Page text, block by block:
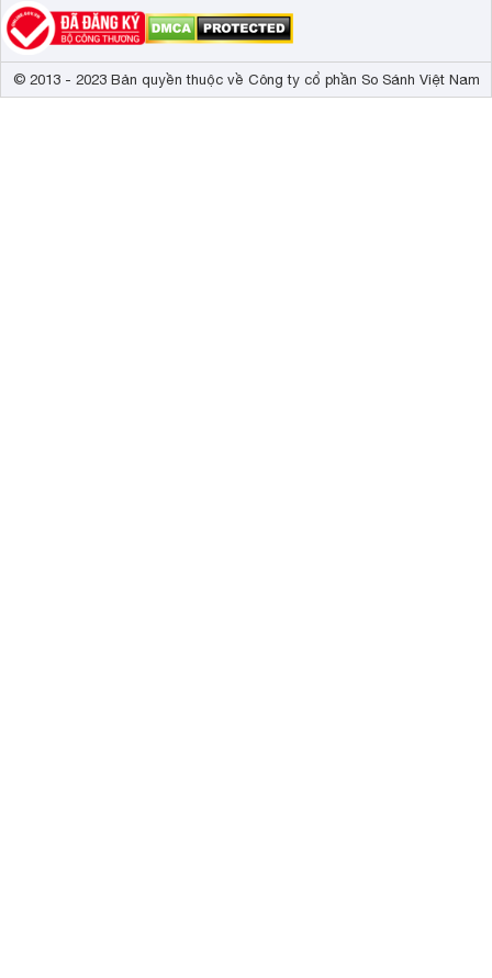
© 2013 - 2023 Bản quyền thuộc về Công ty cổ phần So Sánh Việt Nam